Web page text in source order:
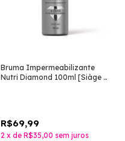
Bruma Impermeabilizante
Nutri Diamond 100ml [Siàge -
R$69,99
2 x de R$35,00 sem juros